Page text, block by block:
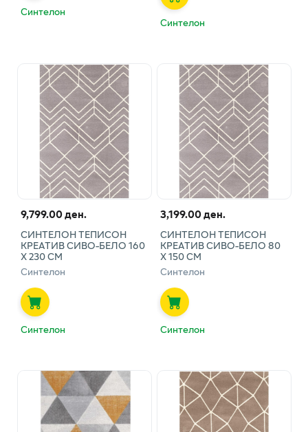
Синтелон
Синтелон
9,799.00 ден.
СИНТЕЛОН ТЕПИСОН
КРЕАТИВ СИВО-БЕЛО 160
Х 230 СМ
Синтелон
Синтелон
3,199.00 ден.
СИНТЕЛОН ТЕПИСОН
КРЕАТИВ СИВО-БЕЛО 80
Х 150 СМ
Синтелон
Синтелон